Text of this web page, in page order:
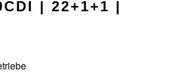
| 22+1+1 |